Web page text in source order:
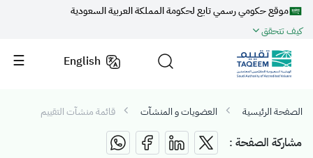
موقع حكومي رسمي تابع لحكومة المملكة العربية السعودية
كيف تتحقق
English
الصفحة الرئيسية العضويات و المنشآت قائمة منشآت التقييم
مشاركة الصفحة :